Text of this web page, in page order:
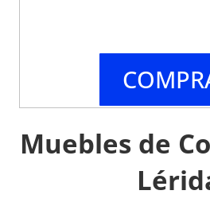
Muebles de